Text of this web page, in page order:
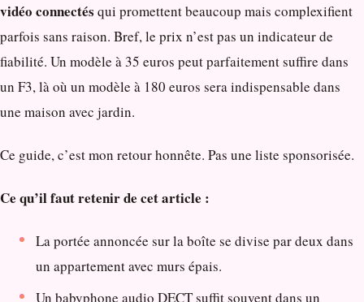
vidéo connectés qui promettent beaucoup mais complexifient
parfois sans raison. Bref, le prix n’est pas un indicateur de
fiabilité. Un modèle à 35 euros peut parfaitement suffire dans
un F3, là où un modèle à 180 euros sera indispensable dans
une maison avec jardin.
Ce guide, c’est mon retour honnête. Pas une liste sponsorisée.
Ce qu’il faut retenir de cet article :
La portée annoncée sur la boîte se divise par deux dans
un appartement avec murs épais.
Un babyphone audio DECT suffit souvent dans un